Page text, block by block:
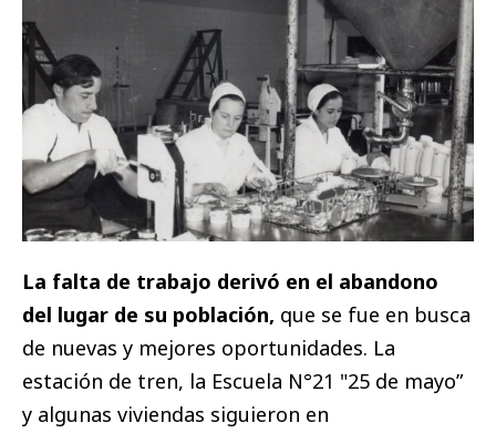
La falta de trabajo derivó en el abandono
del lugar de su población, que se fue en busca
de nuevas y mejores oportunidades. La
estación de tren, la Escuela N°21 "25 de mayo”
y algunas viviendas siguieron en